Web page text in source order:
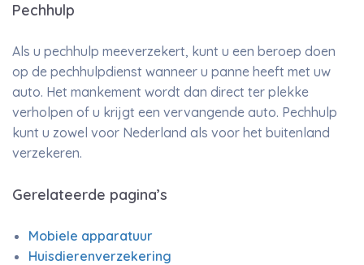
Pechhulp
Als u pechhulp meeverzekert, kunt u een beroep doen
op de pechhulpdienst wanneer u panne heeft met uw
auto. Het mankement wordt dan direct ter plekke
verholpen of u krijgt een vervangende auto. Pechhulp
kunt u zowel voor Nederland als voor het buitenland
verzekeren.
Gerelateerde pagina’s
Mobiele apparatuur
Huisdierenverzekering